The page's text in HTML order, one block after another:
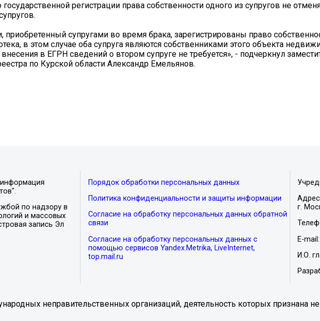
регистрации права собственности одного из супругов не
приобретенный супругами во время брака, зарегистрированы право
в этом случае оба супруга являются собственниками этого объекта
в ЕГРН сведений о втором супруге не требуется», - подчеркнул
по Курской области Александр Емельянов.
по надзору в
и массовых
запись Эл
Порядок обработки персональных данных
Политика конфиденциальности и защиты информации
Согласие на обработку персональных данных обратной
связи
Согласие на обработку персональных данных с
помощью сервисов Yandex.Metrika, LiveInternet,
top.mail.ru
Адрес
г.
E-
И.О.
неправительственных организаций, деятельность которых признана